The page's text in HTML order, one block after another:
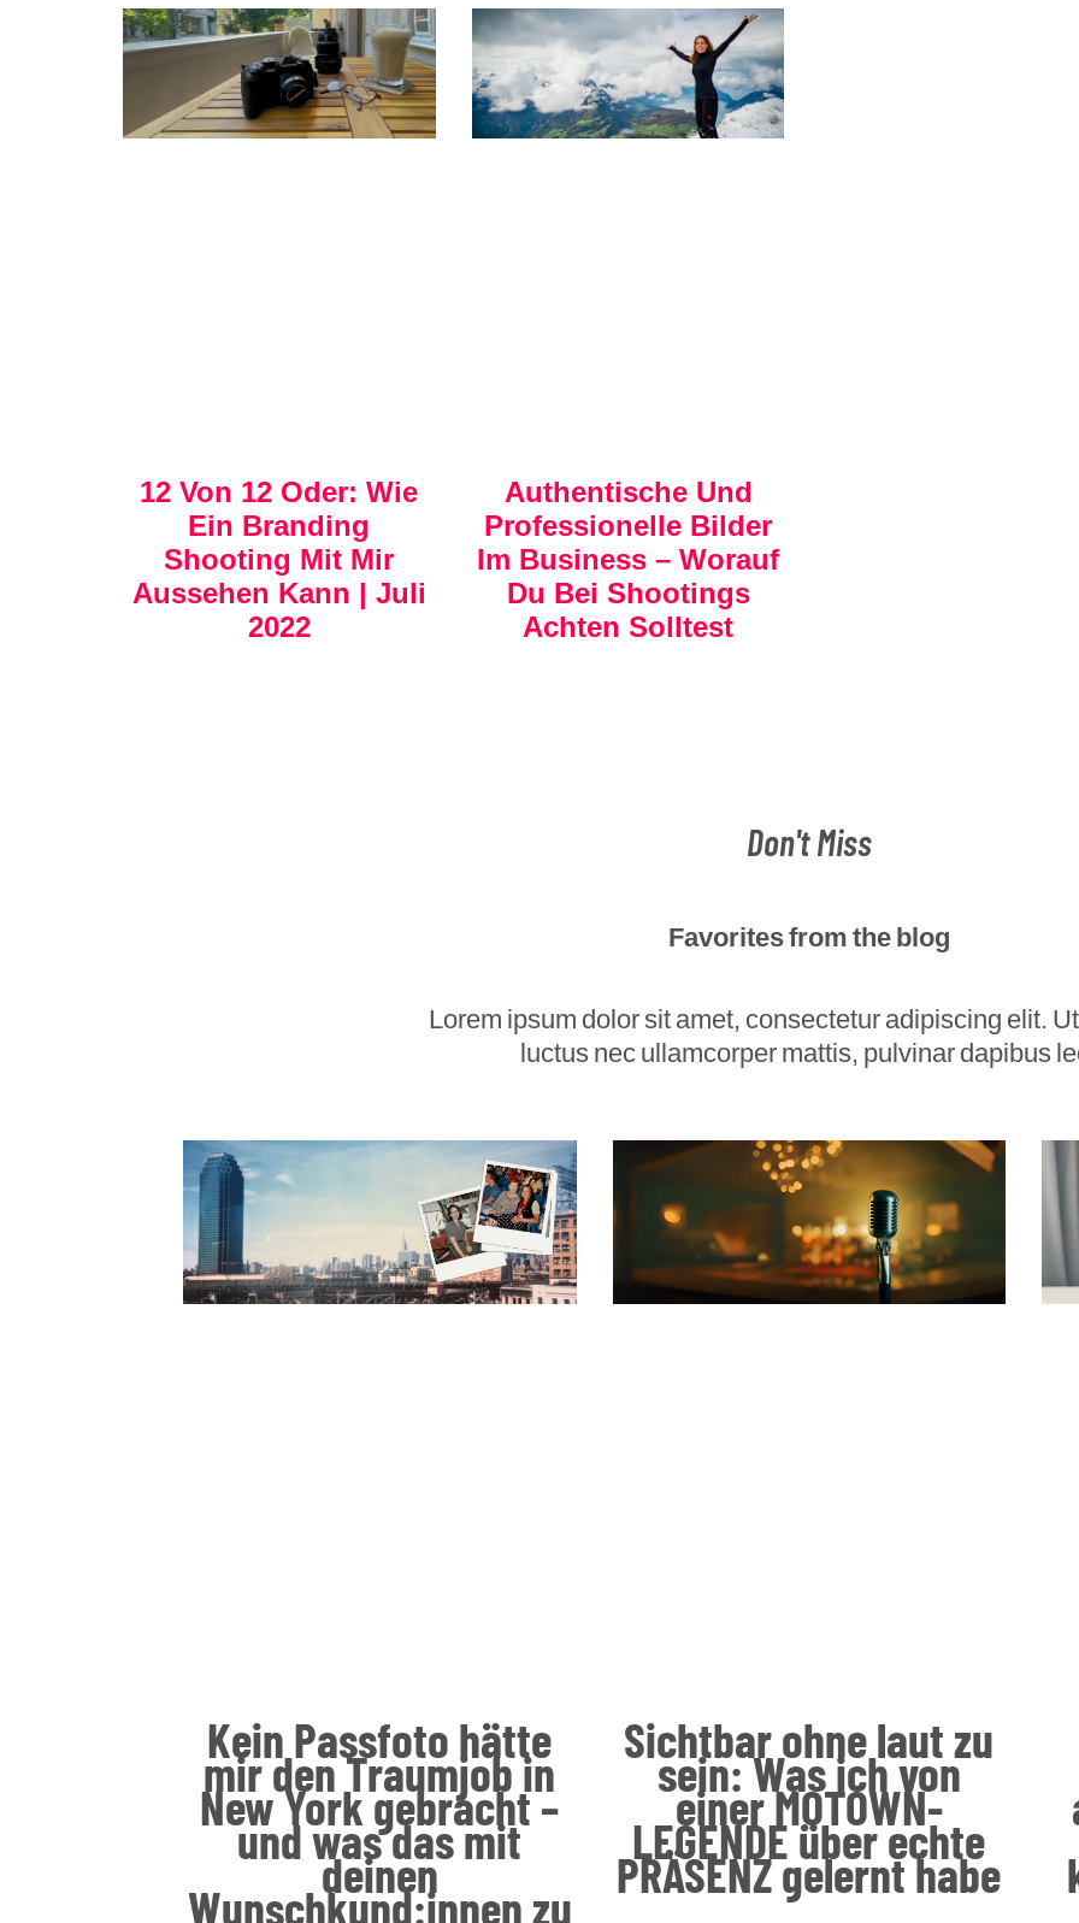
12 Von 12 Oder: Wie
Ein Branding
Shooting Mit Mir
Aussehen Kann | Juli
2022
Authentische Und
Professionelle Bilder
Im Business – Worauf
Du Bei Shootings
Achten Solltest
Don't Miss
Favorites from the blog
Lorem ipsum dolor sit amet, consectetur adipiscing elit.
luctus nec ullamcorper mattis, pulvinar dapibus
Kein Passfoto hätte
mir den Traumjob in
New York gebracht –
und was das mit
deinen
Wunschkund:innen zu
Sichtbar ohne laut zu
sein: Was ich von
einer MOTOWN-
LEGENDE über echte
PRÄSENZ gelernt habe